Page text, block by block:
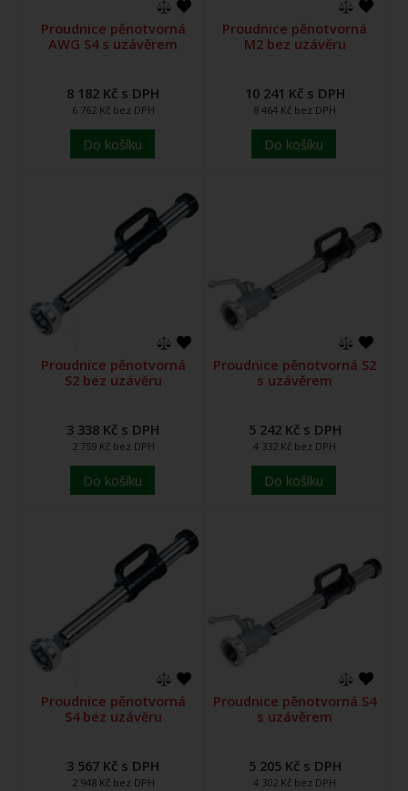
Proudnice pěnotvorná
AWG S4 s uzávěrem
8 182 Kč s DPH
6 762 Kč bez DPH
Do košíku
Proudnice pěnotvorná
M2 bez uzávěru
10 241 Kč s DPH
8 464 Kč bez DPH
Do košíku
Proudnice pěnotvorná
S2 bez uzávěru
3 338 Kč s DPH
2 759 Kč bez DPH
Do košíku
Proudnice pěnotvorná S2
s uzávěrem
5 242 Kč s DPH
4 332 Kč bez DPH
Do košíku
Proudnice pěnotvorná
S4 bez uzávěru
3 567 Kč s DPH
2 948 Kč bez DPH
Proudnice pěnotvorná S4
s uzávěrem
5 205 Kč s DPH
4 302 Kč bez DPH